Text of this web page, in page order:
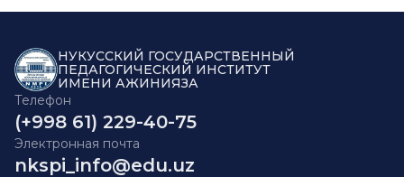
НУКУССКИЙ ГОСУДАРСТВЕННЫЙ
ПЕДАГОГИЧЕСКИЙ ИНСТИТУТ
ИМЕНИ АЖИНИЯЗА
Телефон
(+998 61) 229-40-75
Электронная почта
nkspi_info@edu.uz